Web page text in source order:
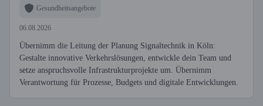
Gesundheitsangebote
06.08.2026
Übernimm die Leitung der Planung Signaltechnik in Köln:
Gestalte innovative Verkehrslösungen, entwickle dein Team und
setze anspruchsvolle Infrastrukturprojekte um. Übernimm
Verantwortung für Prozesse, Budgets und digitale Entwicklungen.